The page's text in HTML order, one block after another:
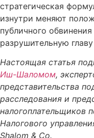
стратегическая
изнутри меняют
публичного
разрушительную
Настоящая статья
Иш-Шаломом,
представительства
расследования и
налогоплательщиков
Налогового
Shalom & Co.